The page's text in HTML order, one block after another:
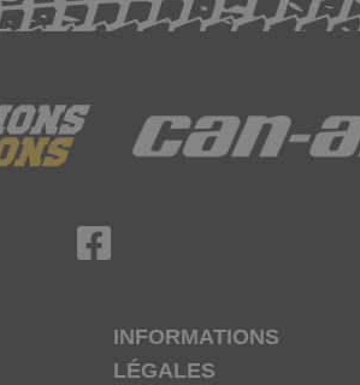
Suivez nous sur Facebook
INFORMATIONS
LÉGALES